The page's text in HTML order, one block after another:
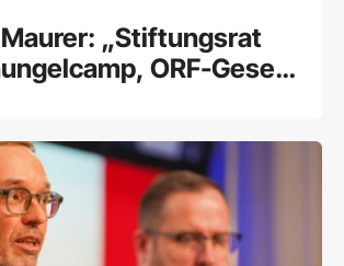
„Stiftungsrat
ORF-Gesetz